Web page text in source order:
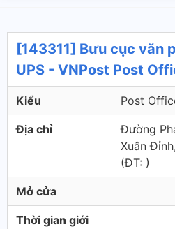
[143311] Bưu cục văn
UPS - VNPost Post
Kiểu Post
Địa chỉ
Đường
Xuân
(ÐT: )
Mở cửa
Thời gian giới